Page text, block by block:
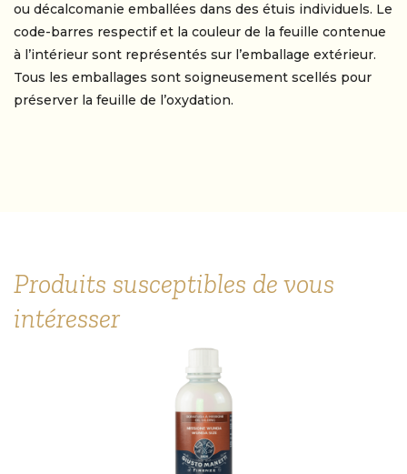
ou décalcomanie emballées dans des étuis individuels. Le
code-barres respectif et la couleur de la feuille contenue
à l’intérieur sont représentés sur l’emballage extérieur.
Tous les emballages sont soigneusement scellés pour
préserver la feuille de l’oxydation.
Produits susceptibles de vous
intéresser